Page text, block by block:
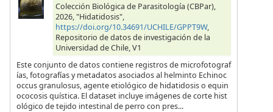
Colección Biológica de Parasitología (CBPar),
2026, "Hidatidosis",
https://doi.org/10.34691/UCHILE/GPPT9W,
Repositorio de datos de investigación de la
Universidad de Chile, V1
Este conjunto de datos contiene registros de microfotograf
ías, fotografías y metadatos asociados al helminto Echinoc
occus granulosus, agente etiológico de hidatidosis o equin
ococosis quística. El dataset incluye imágenes de corte hist
ológico de tejido intestinal de perro con pres...